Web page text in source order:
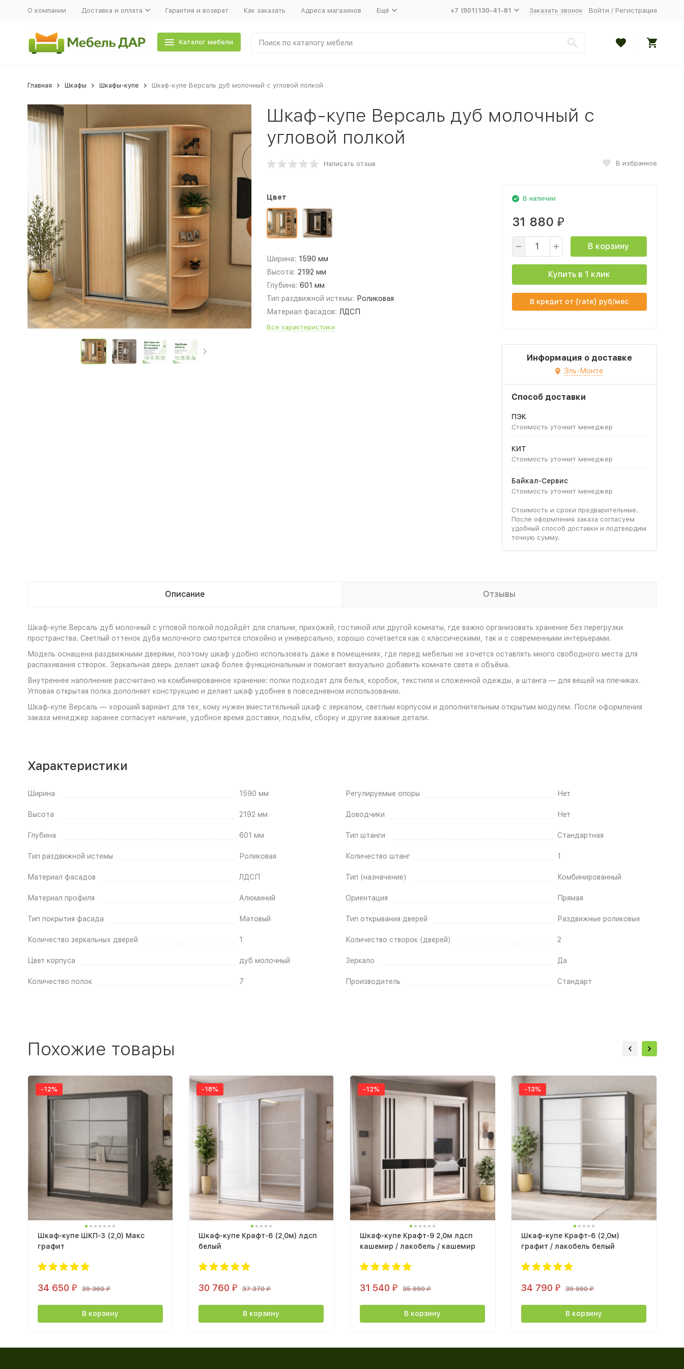
О компании Доставка и оплата Гарантия и возврат Как заказать Адреса магазинов Ещё +7 (901)130-41-81 Заказать звонок Войти / Регистрация
Каталог мебели
Главная Шкафы Шкафы-купе Шкаф-купе Версаль дуб молочный с угловой полкой
Шкаф-купе Версаль дуб молочный с
угловой полкой
Написать отзыв В избранное
Цвет
Ширина: 1590 мм
Высота: 2192 мм
Глубина: 601 мм
Тип раздвижной истемы: Роликовая
Материал фасадов: ЛДСП
Все характеристики
В наличии
31 880 ₽
В корзину
Купить в 1 клик
В кредит от {rate} руб/мес
Информация о доставке
Эль-Монте
Способ доставки
ПЭК
Стоимость уточнит менеджер
КИТ
Стоимость уточнит менеджер
Байкал-Сервис
Стоимость уточнит менеджер
Стоимость и сроки предварительные.
После оформления заказа согласуем
удобный способ доставки и подтвердим
точную сумму.
Описание Отзывы
Шкаф-купе Версаль дуб молочный с угловой полкой подойдёт для спальни, прихожей, гостиной или другой комнаты, где важно организовать хранение без перегрузки
пространства. Светлый оттенок дуба молочного смотрится спокойно и универсально, хорошо сочетается как с классическими, так и с современными интерьерами.
Модель оснащена раздвижными дверями, поэтому шкаф удобно использовать даже в помещениях, где перед мебелью не хочется оставлять много свободного места для
распахивания створок. Зеркальная дверь делает шкаф более функциональным и помогает визуально добавить комнате света и объёма.
Внутреннее наполнение рассчитано на комбинированное хранение: полки подходят для белья, коробок, текстиля и сложенной одежды, а штанга — для вещей на плечиках.
Угловая открытая полка дополняет конструкцию и делает шкаф удобнее в повседневном использовании.
Шкаф-купе Версаль — хороший вариант для тех, кому нужен вместительный шкаф с зеркалом, светлым корпусом и дополнительным открытым модулем. После оформления
заказа менеджер заранее согласует наличие, удобное время доставки, подъём, сборку и другие важные детали.
Характеристики
Ширина 1590 мм
Высота 2192 мм
Глубина 601 мм
Тип раздвижной истемы Роликовая
Материал фасадов ЛДСП
Материал профиля Алюминий
Тип покрытия фасада Матовый
Количество зеркальных дверей 1
Цвет корпуса дуб молочный
Количество полок 7
Регулируемые опоры Нет
Доводчики Нет
Тип штанги Стандартная
Количество штанг 1
Тип (назначение) Комбинированный
Ориентация Прямая
Тип открывания дверей Раздвижные роликовые
Количество створок (дверей) 2
Зеркало Да
Производитель Стандарт
Похожие товары
-12%
Шкаф-купе ШКП-3 (2,0) Макс
графит
34 650 ₽ 39 360₽
В корзину
-18%
Шкаф-купе Крафт-6 (2,0м) лдсп
белый
30 760₽ 37 370₽
В корзину
-12%
Шкаф-купе Крафт-9 2,0м лдсп
кашемир / лакобель / кашемир
31 540 ₽ 35 990₽
В корзину
-13%
Шкаф-купе Крафт-6 (2,0м)
графит / лакобель белый
34 790 ₽ 39 990₽
В корзину